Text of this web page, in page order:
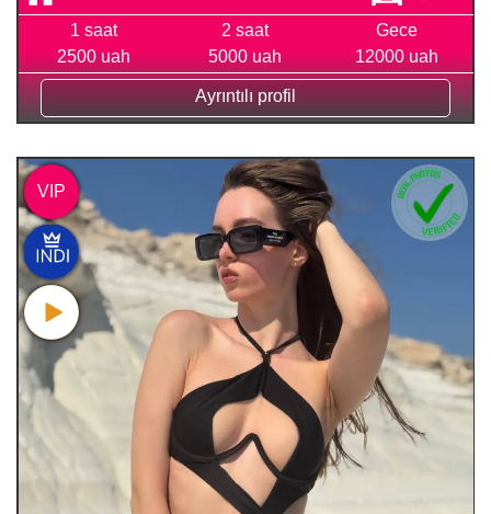
1 saat
2500 uah
2 saat
5000 uah
Gece
12000 uah
Ayrıntılı profil
VIP